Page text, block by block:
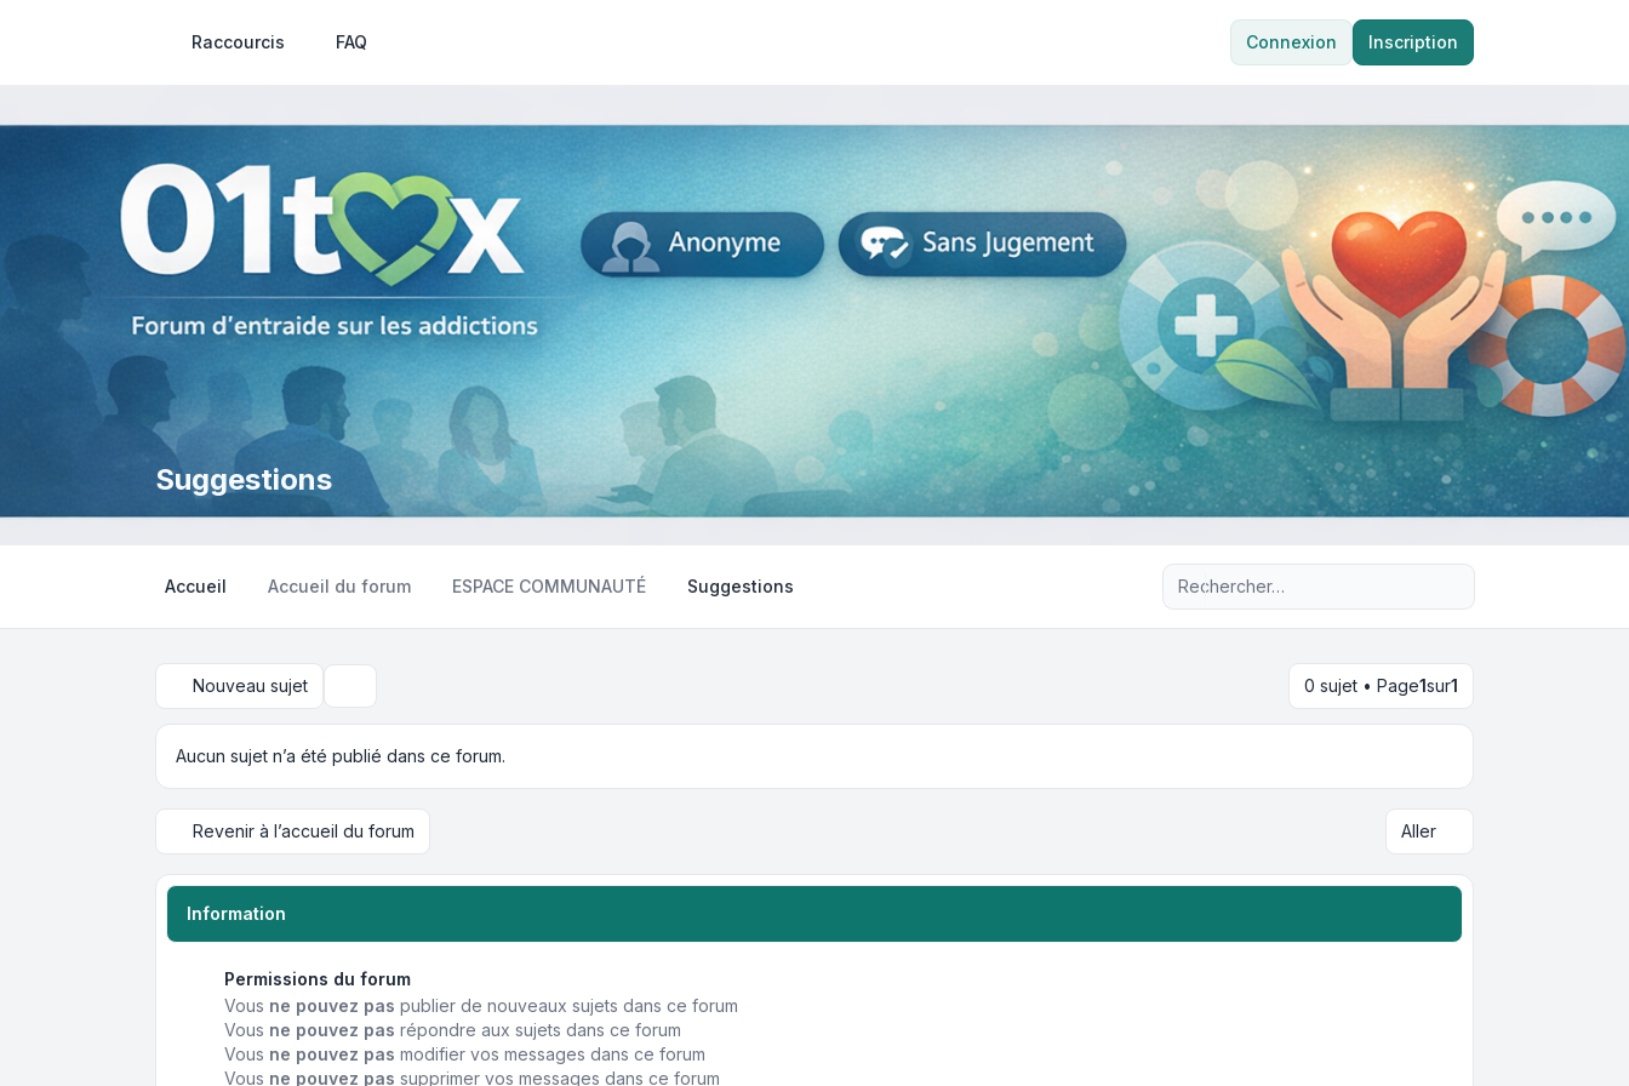
Raccourcis FAQ Connexion Inscription
Suggestions
Accueil Accueil du forum ESPACE COMMUNAUTÉ Suggestions Recherche avancée
Nouveau sujet 0 sujet • Page1sur1
Aucun sujet n’a été publié dans ce forum.
Revenir à l’accueil du forum Aller
Information
Permissions du forum
Vous ne pouvez pas publier de nouveaux sujets dans ce forum
Vous ne pouvez pas répondre aux sujets dans ce forum
Vous ne pouvez pas modifier vos messages dans ce forum
Vous ne pouvez pas supprimer vos messages dans ce forum